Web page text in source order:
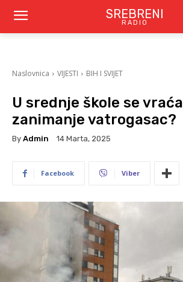
SREBRENI
RADIO
Naslovnica VIJESTI BIH I SVIJET
U srednje škole se vraća
zanimanje vatrogasac?
By Admin 14 Marta, 2025
Facebook Viber